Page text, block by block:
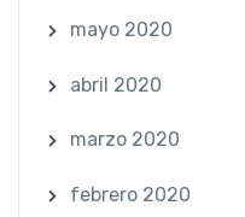
mayo 2020
abril 2020
marzo 2020
febrero 2020